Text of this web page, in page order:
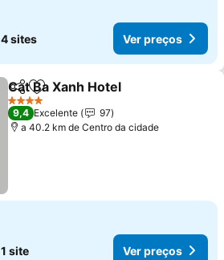
4 sites Ver preços
PartilharAdicionar aos favoritos
Cat Ba Xanh Hotel
4 Estrelas
9,4 Excelente
97
a 40.2 km de Centro da cidade
1 site Ver preços